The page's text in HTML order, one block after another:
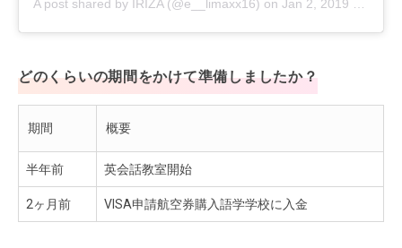
A post shared by IRIZA (@e__limaxx16) on Jan 2, 2019 at 6:24am PST
どのくらいの期間をかけて準備しましたか？
期間 概要
半年前 英会話教室開始
2ヶ月前 VISA申請航空券購入語学学校に入金